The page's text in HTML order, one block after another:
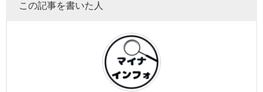
この記事を書いた人